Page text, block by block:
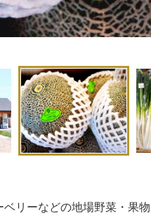
リーなどの地場野菜・